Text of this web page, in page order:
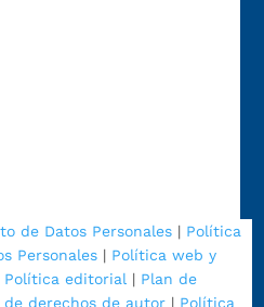
de Datos Personales| Política
Personales | Política web y
Política editorial | Plan de
de derechos de autor| Política